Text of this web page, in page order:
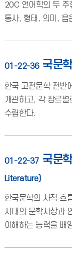
20C 언어학의 두 주
통사, 형태, 의미, 음
01-22-36 국문
한국 고전문학 전반
개관하고, 각 장르
수립한다.
01-22-37 국문
Literature)
한국문학의 사적 흐
시대의 문학사상과
이해하는 능력을 배